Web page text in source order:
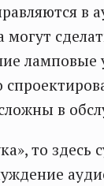
в
ламповые
в
то